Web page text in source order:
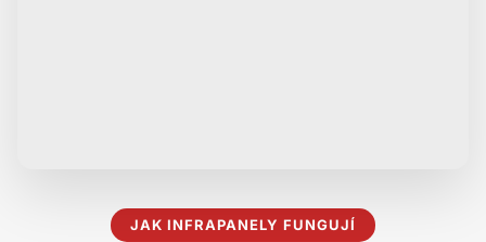
JAK INFRAPANELY FUNGUJÍ